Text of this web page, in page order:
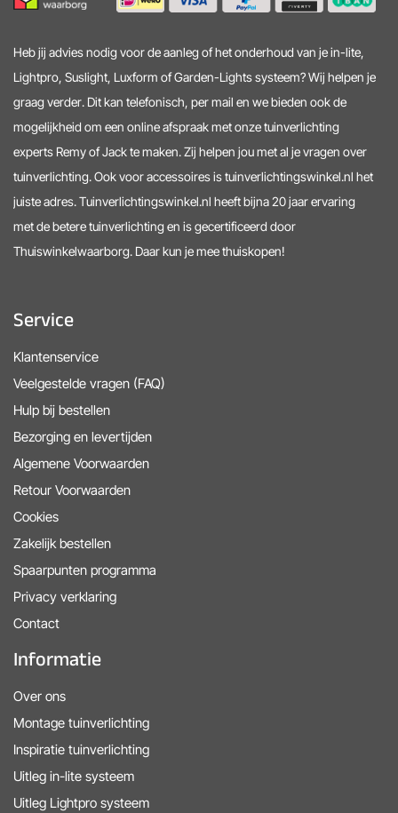
Heb jij advies nodig voor de aanleg of het onderhoud van je in-lite,
Lightpro, Suslight, Luxform of Garden-Lights systeem? Wij helpen je
graag verder. Dit kan telefonisch, per mail en we bieden ook de
mogelijkheid om een online afspraak met onze tuinverlichting
experts Remy of Jack te maken. Zij helpen jou met al je vragen over
tuinverlichting. Ook voor accessoires is tuinverlichtingswinkel.nl het
juiste adres. Tuinverlichtingswinkel.nl heeft bijna 20 jaar ervaring
met de betere tuinverlichting en is gecertificeerd door
Thuiswinkelwaarborg. Daar kun je mee thuiskopen!
Service
Klantenservice
Veelgestelde vragen (FAQ)
Hulp bij bestellen
Bezorging en levertijden
Algemene Voorwaarden
Retour Voorwaarden
Cookies
Zakelijk bestellen
Spaarpunten programma
Privacy verklaring
Contact
Informatie
Over ons
Montage tuinverlichting
Inspiratie tuinverlichting
Uitleg in-lite systeem
Uitleg Lightpro systeem